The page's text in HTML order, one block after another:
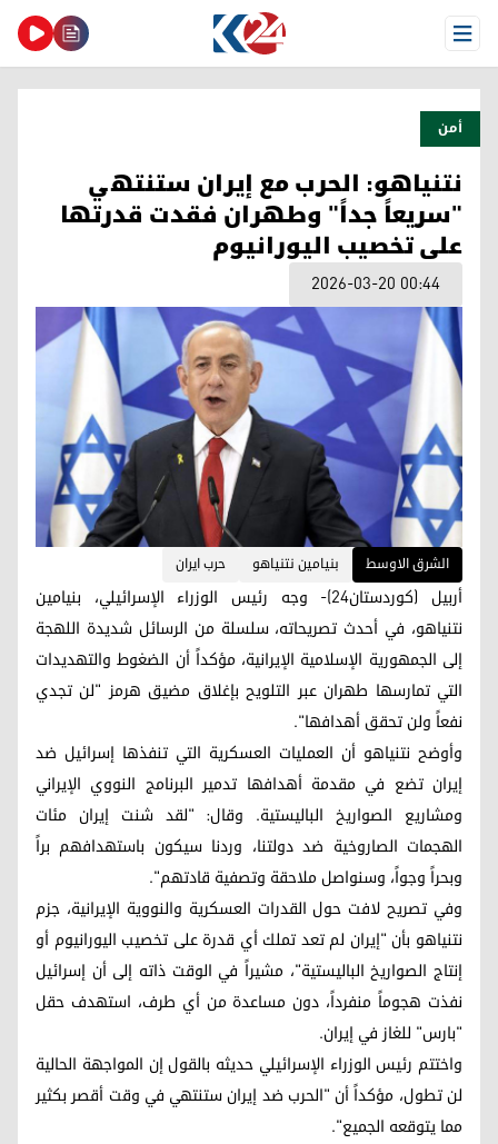
Open Menu
أمن
نتنياهو: الحرب مع إيران ستنتهي
"سريعاً جداً" وطهران فقدت قدرتها
على تخصيب اليورانيوم
2026-03-20 00:44
الشرق الاوسط بنيامين نتنياهو حرب ايران
أربيل (كوردستان24)- وجه رئيس الوزراء الإسرائيلي، بنيامين
نتنياهو، في أحدث تصريحاته، سلسلة من الرسائل شديدة اللهجة
إلى الجمهورية الإسلامية الإيرانية، مؤكداً أن الضغوط والتهديدات
التي تمارسها طهران عبر التلويح بإغلاق مضيق هرمز "لن تجدي
نفعاً ولن تحقق أهدافها".
وأوضح نتنياهو أن العمليات العسكرية التي تنفذها إسرائيل ضد
إيران تضع في مقدمة أهدافها تدمير البرنامج النووي الإيراني
ومشاريع الصواريخ الباليستية. وقال: "لقد شنت إيران مئات
الهجمات الصاروخية ضد دولتنا، وردنا سيكون باستهدافهم براً
وبحراً وجواً، وسنواصل ملاحقة وتصفية قادتهم".
وفي تصريح لافت حول القدرات العسكرية والنووية الإيرانية، جزم
نتنياهو بأن "إيران لم تعد تملك أي قدرة على تخصيب اليورانيوم أو
إنتاج الصواريخ الباليستية"، مشيراً في الوقت ذاته إلى أن إسرائيل
نفذت هجوماً منفرداً، دون مساعدة من أي طرف، استهدف حقل
"بارس" للغاز في إيران.
واختتم رئيس الوزراء الإسرائيلي حديثه بالقول إن المواجهة الحالية
لن تطول، مؤكداً أن "الحرب ضد إيران ستنتهي في وقت أقصر بكثير
مما يتوقعه الجميع".